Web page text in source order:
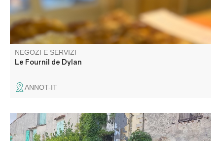
NEGOZI E SERVIZI
Le Fournil de Dylan
ANNOT-IT
In una graziosa piazzetta ombreggiata, l'Arc-en-Ciel offre